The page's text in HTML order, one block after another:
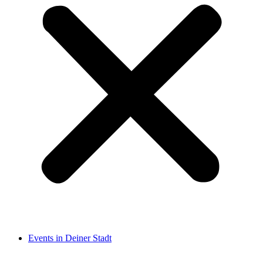
Events in Deiner Stadt